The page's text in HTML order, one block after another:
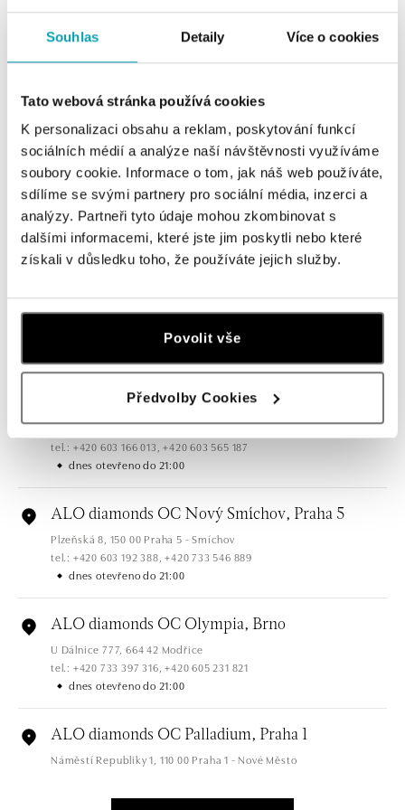
Souhlas Detaily Více o cookies
Tato webová stránka používá cookies
K personalizaci obsahu a reklam, poskytování funkcí
sociálních médií a analýze naší návštěvnosti využíváme
soubory cookie. Informace o tom, jak náš web používáte,
sdílíme se svými partnery pro sociální média, inzerci a
analýzy. Partneři tyto údaje mohou zkombinovat s
dalšími informacemi, které jste jim poskytli nebo které
získali v důsledku toho, že používáte jejich služby.
Povolit vše
Předvolby Cookies
ALO BUTIKY
Navštivte naše butiky
Slovensko
ALO diamonds OC Forum Nová Karolina,
Jantarová 3344/4, 702 00 Ostrava-Moravská Ostrava
tel.: +420 603 166 013, +420 603 565 187
dnes otevřeno do 21:00
ALO diamonds OC Nový Smíchov, Praha 5
Plzeňská 8, 150 00 Praha 5 - Smíchov
tel.: +420 603 192 388, +420 733 546 889
dnes otevřeno do 21:00
ALO diamonds OC Olympia, Brno
U Dálnice 777, 664 42 Modřice
tel.: +420 733 397 316, +420 605 231 821
dnes otevřeno do 21:00
ALO diamonds OC Palladium, Praha 1
Náměstí Republiky 1, 110 00 Praha 1 - Nové Město
dnes otevřeno do 21:00